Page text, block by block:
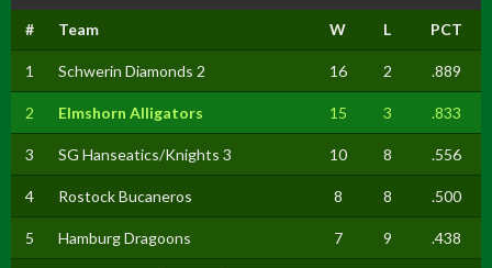
# Team W L PCT
1 Schwerin Diamonds 2 16 2 .889
2 Elmshorn Alligators 15 3 .833
3 SG Hanseatics/Knights 3 10 8 .556
4 Rostock Bucaneros 8 8 .500
5 Hamburg Dragoons 7 9 .438